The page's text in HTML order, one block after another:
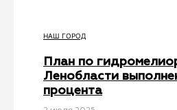
НАШ ГОРОД
План по
Ленобласти
процента